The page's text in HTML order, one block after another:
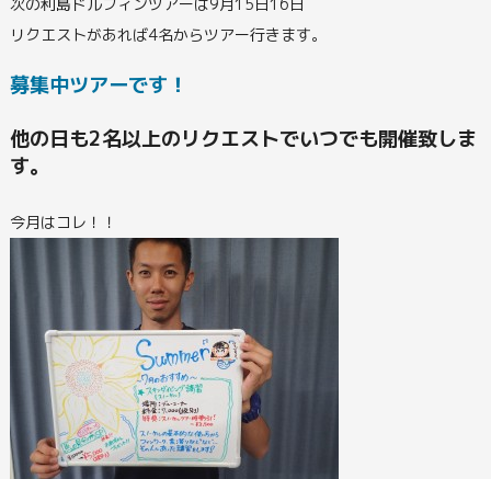
次の利島ドルフィンツアーは9月15日16日
リクエストがあれば4名からツアー行きます。
募集中ツアーです！
他の日も2名以上のリクエストでいつでも開催致しま
す。
今月はコレ！！